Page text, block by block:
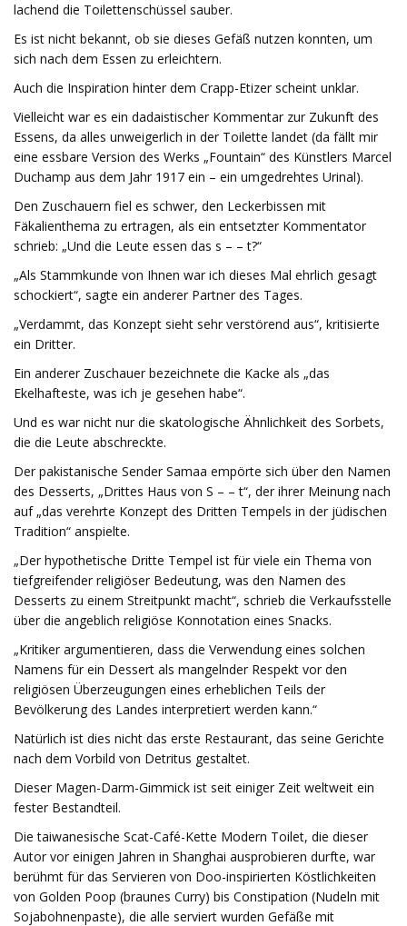
lachend die Toilettenschüssel sauber.
Es ist nicht bekannt, ob sie dieses Gefäß nutzen konnten, um
sich nach dem Essen zu erleichtern.
Auch die Inspiration hinter dem Crapp-Etizer scheint unklar.
Vielleicht war es ein dadaistischer Kommentar zur Zukunft des
Essens, da alles unweigerlich in der Toilette landet (da fällt mir
eine essbare Version des Werks „Fountain“ des Künstlers Marcel
Duchamp aus dem Jahr 1917 ein – ein umgedrehtes Urinal).
Den Zuschauern fiel es schwer, den Leckerbissen mit
Fäkalienthema zu ertragen, als ein entsetzter Kommentator
schrieb: „Und die Leute essen das s – – t?“
„Als Stammkunde von Ihnen war ich dieses Mal ehrlich gesagt
schockiert“, sagte ein anderer Partner des Tages.
„Verdammt, das Konzept sieht sehr verstörend aus“, kritisierte
ein Dritter.
Ein anderer Zuschauer bezeichnete die Kacke als „das
Ekelhafteste, was ich je gesehen habe“.
Und es war nicht nur die skatologische Ähnlichkeit des Sorbets,
die die Leute abschreckte.
Der pakistanische Sender Samaa empörte sich über den Namen
des Desserts, „Drittes Haus von S – – t“, der ihrer Meinung nach
auf „das verehrte Konzept des Dritten Tempels in der jüdischen
Tradition“ anspielte.
„Der hypothetische Dritte Tempel ist für viele ein Thema von
tiefgreifender religiöser Bedeutung, was den Namen des
Desserts zu einem Streitpunkt macht“, schrieb die Verkaufsstelle
über die angeblich religiöse Konnotation eines Snacks.
„Kritiker argumentieren, dass die Verwendung eines solchen
Namens für ein Dessert als mangelnder Respekt vor den
religiösen Überzeugungen eines erheblichen Teils der
Bevölkerung des Landes interpretiert werden kann.“
Natürlich ist dies nicht das erste Restaurant, das seine Gerichte
nach dem Vorbild von Detritus gestaltet.
Dieser Magen-Darm-Gimmick ist seit einiger Zeit weltweit ein
fester Bestandteil.
Die taiwanesische Scat-Café-Kette Modern Toilet, die dieser
Autor vor einigen Jahren in Shanghai ausprobieren durfte, war
berühmt für das Servieren von Doo-inspirierten Köstlichkeiten
von Golden Poop (braunes Curry) bis Constipation (Nudeln mit
Sojabohnenpaste), die alle serviert wurden Gefäße mit